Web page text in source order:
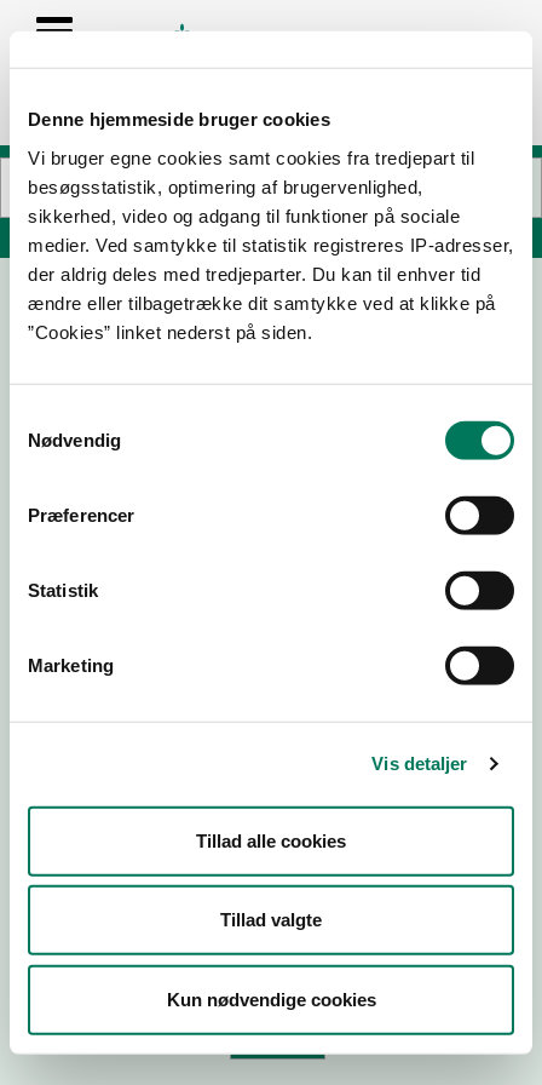
Denne hjemmeside bruger cookies
Vi bruger egne cookies samt cookies fra tredjepart til
besøgsstatistik, optimering af brugervenlighed,
sikkerhed, video og adgang til funktioner på sociale
medier. Ved samtykke til statistik registreres IP-adresser,
der aldrig deles med tredjeparter. Du kan til enhver tid
ændre eller tilbagetrække dit samtykke ved at klikke på
”Cookies” linket nederst på siden.
Nødvendig
Præferencer
Statistik
Marketing
Vis detaljer
Tillad alle cookies
Tillad valgte
Kun nødvendige cookies
Søg på adresse, postnummer, by, firmanavn
Virksomhedstype
ID-nummer
P-nr
Tilføj smiley til dit website
Kopier link til at indsætte på virksomhedens hjemmeside